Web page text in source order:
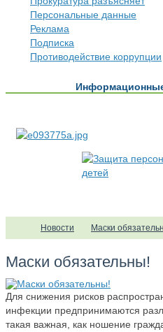
Персональные данные
Реклама
Подписка
Противодействие коррупции
Новости Маски
Маски обязательны!
Для снижения рисков
инфекции предпринимаются
такая важная, как ношение